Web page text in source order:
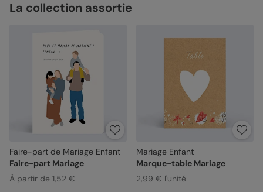
La collection assortie
Faire-part de Mariage Enfant
Faire-part Mariage
À partir de 1,52 €
Mariage Enfant
Marque-table Mariage
2,99 € l'unité